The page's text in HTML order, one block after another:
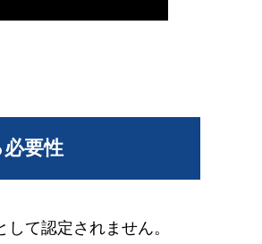
要性
て認定されません。